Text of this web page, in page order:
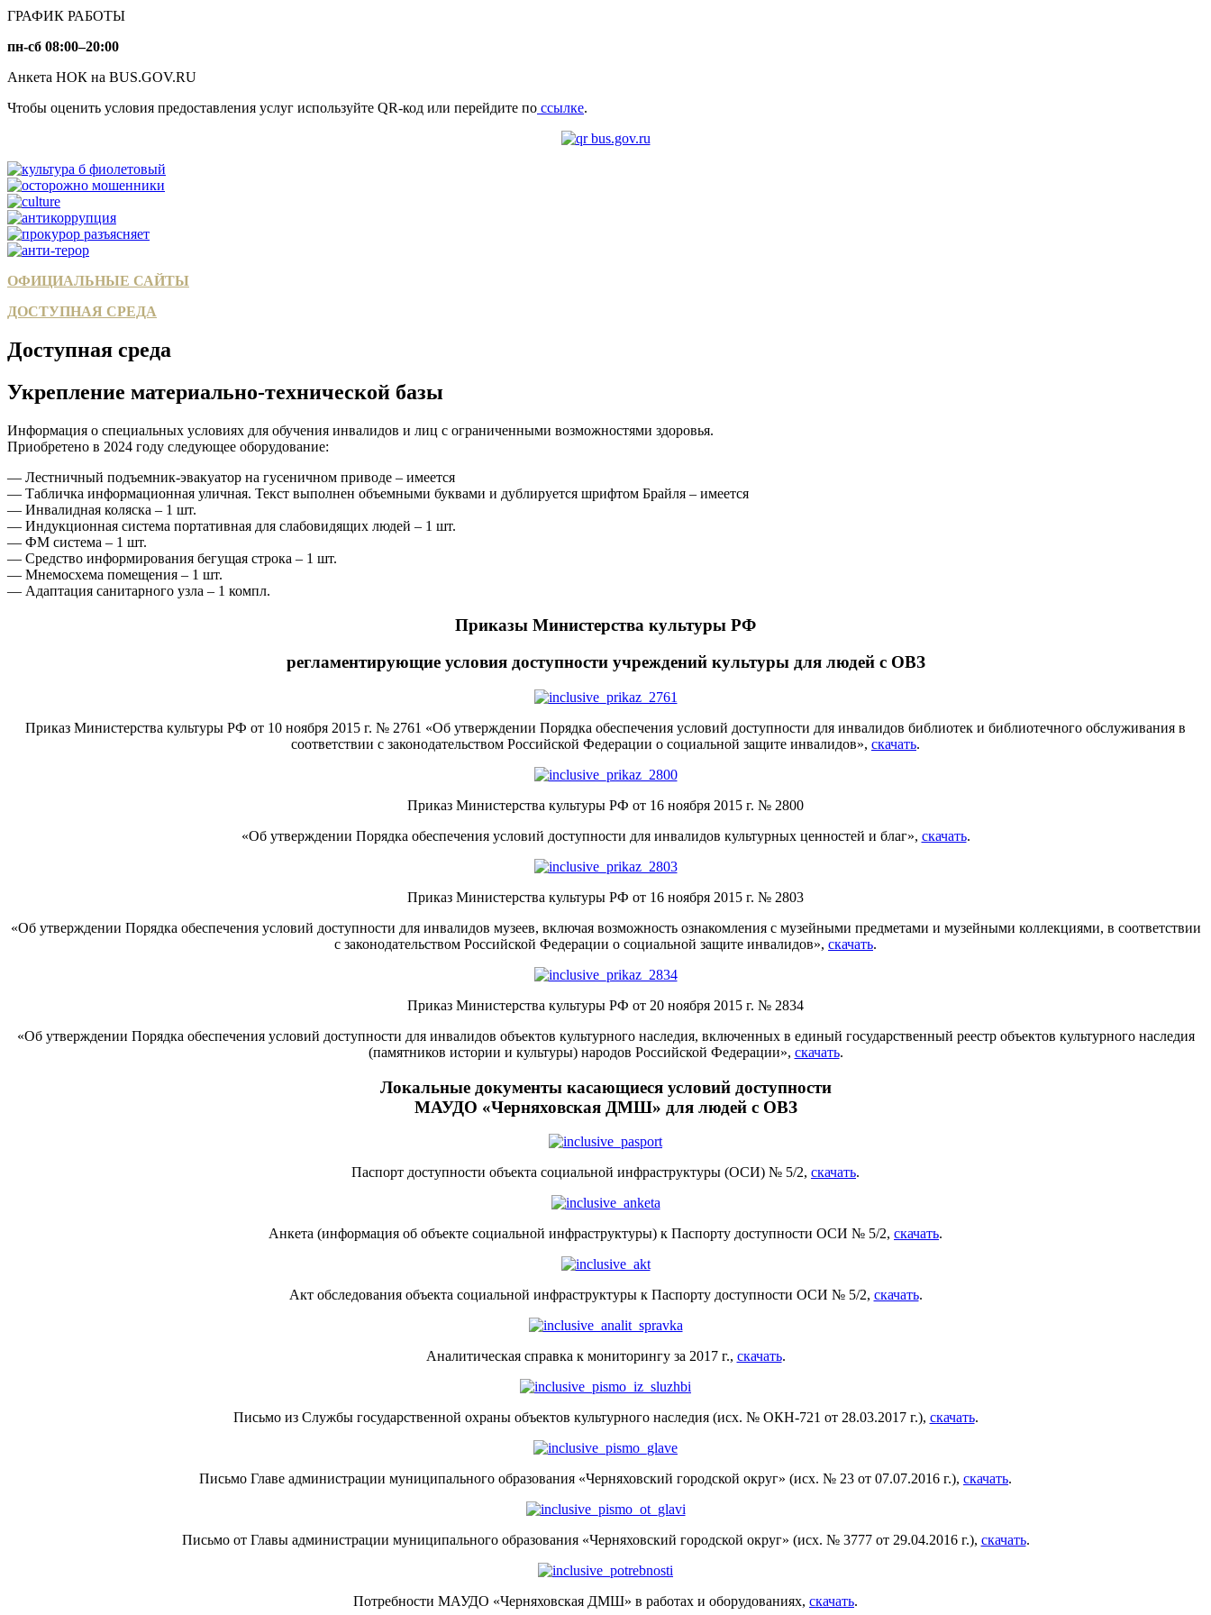
ГРАФИК РАБОТЫ
пн-сб 08:00–20:00
Анкета НОК на BUS.GOV.RU
Чтобы оценить условия предоставления услуг используйте QR-код или перейдите по ссылке.
ОФИЦИАЛЬНЫЕ САЙТЫ
ДОСТУПНАЯ СРЕДА
Доступная среда
Укрепление материально-технической базы
Информация о специальных условиях для обучения инвалидов и лиц с ограниченными возможностями здоровья.
Приобретено в 2024 году следующее оборудование:
— Лестничный подъемник-эвакуатор на гусеничном приводе – имеется
— Табличка информационная уличная. Текст выполнен объемными буквами и дублируется шрифтом Брайля – имеется
— Инвалидная коляска – 1 шт.
— Индукционная система портативная для слабовидящих людей – 1 шт.
— ФМ система – 1 шт.
— Средство информирования бегущая строка – 1 шт.
— Мнемосхема помещения – 1 шт.
— Адаптация санитарного узла – 1 компл.
Приказы Министерства культуры РФ
регламентирующие условия доступности учреждений культуры для людей с ОВЗ
Приказ Министерства культуры РФ от 10 ноября 2015 г. № 2761 «Об утверждении Порядка обеспечения условий доступности для инвалидов библиотек и библиотечного обслуживания в
соответствии с законодательством Российской Федерации о социальной защите инвалидов», скачать.
Приказ Министерства культуры РФ от 16 ноября 2015 г. № 2800
«Об утверждении Порядка обеспечения условий доступности для инвалидов культурных ценностей и благ», скачать.
Приказ Министерства культуры РФ от 16 ноября 2015 г. № 2803
«Об утверждении Порядка обеспечения условий доступности для инвалидов музеев, включая возможность ознакомления с музейными предметами и музейными коллекциями, в соответствии
с законодательством Российской Федерации о социальной защите инвалидов», скачать.
Приказ Министерства культуры РФ от 20 ноября 2015 г. № 2834
«Об утверждении Порядка обеспечения условий доступности для инвалидов объектов культурного наследия, включенных в единый государственный реестр объектов культурного наследия
(памятников истории и культуры) народов Российской Федерации», скачать.
Локальные документы касающиеся условий доступности
МАУДО «Черняховская ДМШ» для людей с ОВЗ
Паспорт доступности объекта социальной инфраструктуры (ОСИ) № 5/2, скачать.
Анкета (информация об объекте социальной инфраструктуры) к Паспорту доступности ОСИ № 5/2, скачать.
Акт обследования объекта социальной инфраструктуры к Паспорту доступности ОСИ № 5/2, скачать.
Аналитическая справка к мониторингу за 2017 г., скачать.
Письмо из Службы государственной охраны объектов культурного наследия (исх. № ОКН-721 от 28.03.2017 г.), скачать.
Письмо Главе администрации муниципального образования «Черняховский городской округ» (исх. № 23 от 07.07.2016 г.), скачать.
Письмо от Главы администрации муниципального образования «Черняховский городской округ» (исх. № 3777 от 29.04.2016 г.), скачать.
Потребности МАУДО «Черняховская ДМШ» в работах и оборудованиях, скачать.